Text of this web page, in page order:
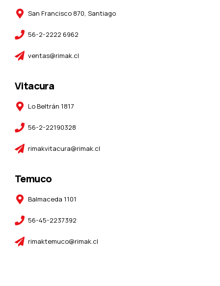
San Francisco 870, Santiago
56-2-2222 6962
ventas@rimak.cl
Vitacura
Lo Beltrán 1817
56-2-22190328
rimakvitacura@rimak.cl
Temuco
Balmaceda 1101
56-45-2237392
rimaktemuco@rimak.cl